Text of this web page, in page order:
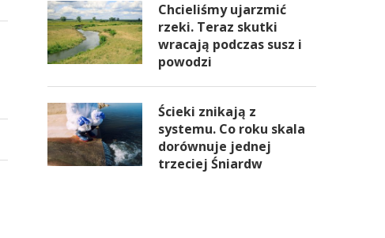
Chcieliśmy ujarzmić
rzeki. Teraz skutki
wracają podczas susz i
powodzi
Ścieki znikają z
systemu. Co roku skala
dorównuje jednej
trzeciej Śniardw